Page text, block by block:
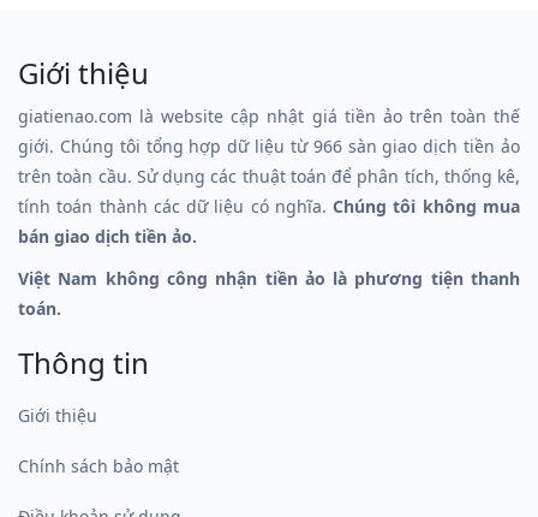
Giới thiệu
giatienao.com là website cập nhật giá tiền ảo trên toàn thế
giới. Chúng tôi tổng hợp dữ liệu từ 966 sàn giao dịch tiền ảo
trên toàn cầu. Sử dụng các thuật toán để phân tích, thống kê,
tính toán thành các dữ liệu có nghĩa.Chúng tôi không mua
bán giao dịch tiền ảo.
Việt Nam không công nhận tiền ảo là phương tiện thanh
toán.
Thông tin
Giới thiệu
Chính sách bảo mật